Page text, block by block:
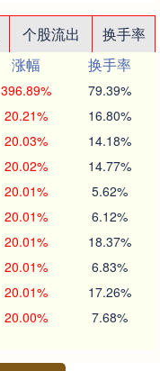
个股流出
换手率
涨幅
换手率
396.89% 79.39%
20.21% 16.80%
20.03% 14.18%
20.02% 14.77%
20.01% 5.62%
20.01% 6.12%
20.01% 18.37%
20.01% 6.83%
20.01% 17.26%
20.00% 7.68%